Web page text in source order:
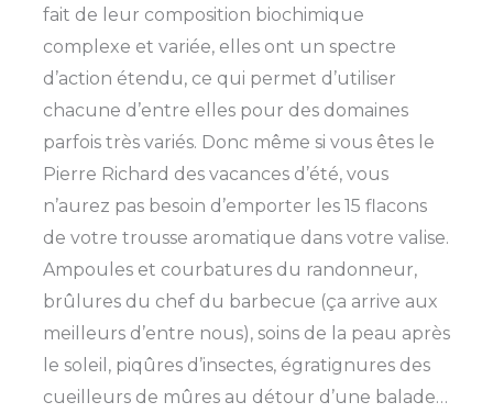
fait de leur composition biochimique
complexe et variée, elles ont un spectre
d’action étendu, ce qui permet d’utiliser
chacune d’entre elles pour des domaines
parfois très variés. Donc même si vous êtes le
Pierre Richard des vacances d’été, vous
n’aurez pas besoin d’emporter les 15 flacons
de votre trousse aromatique dans votre valise.
Ampoules et courbatures du randonneur,
brûlures du chef du barbecue (ça arrive aux
meilleurs d’entre nous), soins de la peau après
le soleil, piqûres d’insectes, égratignures des
cueilleurs de mûres au détour d’une balade…